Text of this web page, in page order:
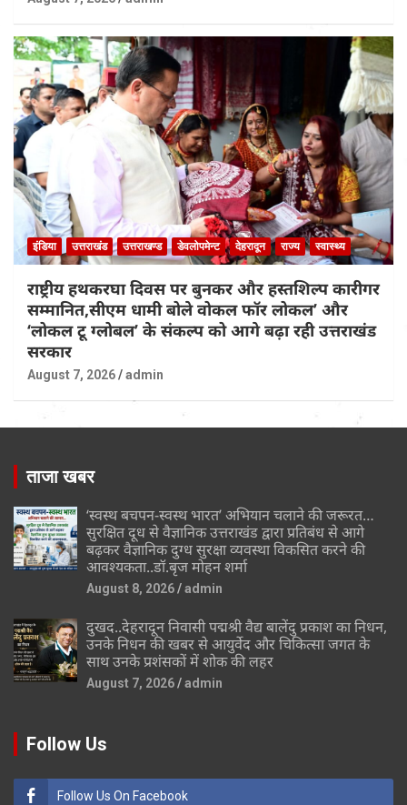
इंडिया उत्तराखंड उत्तराखण्ड डेवलोपमेन्ट देहरादून राज्य स्वास्थ्य
राष्ट्रीय हथकरघा दिवस पर बुनकर और हस्तशिल्प कारीगर
सम्मानित,सीएम धामी बोले वोकल फॉर लोकल’ और
‘लोकल टू ग्लोबल’ के संकल्प को आगे बढ़ा रही उत्तराखंड
सरकार
August 7, 2026 admin
ताजा खबर
‘स्वस्थ बचपन-स्वस्थ भारत’ अभियान चलाने की जरूरत…
सुरक्षित दूध से वैज्ञानिक उत्तराखंड द्वारा प्रतिबंध से आगे
बढ़कर वैज्ञानिक दुग्ध सुरक्षा व्यवस्था विकसित करने की
आवश्यकता..डॉ.बृज मोहन शर्मा
August 8, 2026 admin
दुखद..देहरादून निवासी पद्मश्री वैद्य बालेंदु प्रकाश का निधन,
उनके निधन की खबर से आयुर्वेद और चिकित्सा जगत के
साथ उनके प्रशंसकों में शोक की लहर
August 7, 2026 admin
Follow Us
Follow Us On Facebook